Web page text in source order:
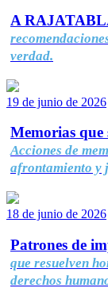
A
verdad.
19 de junio de 2026
Memorias que
Acciones de
afrontamiento y
18 de junio de 2026
Patrones de
que resuelven
derechos